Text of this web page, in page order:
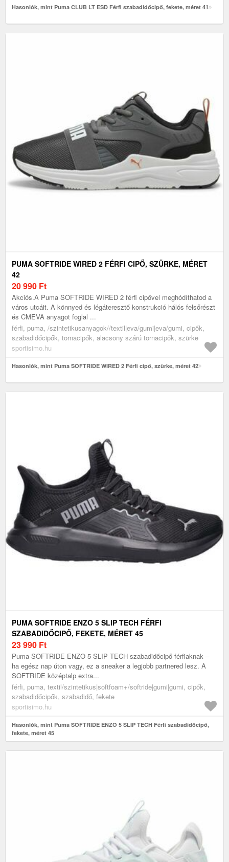
Hasonlók, mint Puma CLUB LT ESD Férfi szabadidőcipő, fekete, méret 41
PUMA SOFTRIDE WIRED 2 FÉRFI CIPŐ, SZÜRKE, MÉRET
42
20 990 Ft
Akciós.A Puma SOFTRIDE WIRED 2 férfi cipővel meghódíthatod a
város utcáit. A könnyed és légáteresztő konstrukció hálós felsőrészt
és CMEVA anyagot foglal ...
férfi, puma, /szintetikusanyagok//textil|eva/gumi|eva/gumi, cipők,
szabadidőcipők, tornacipők, alacsony szárú tornacipők, szürke
sportisimo.hu
Hasonlók, mint Puma SOFTRIDE WIRED 2 Férfi cipő, szürke, méret 42
PUMA SOFTRIDE ENZO 5 SLIP TECH FÉRFI
SZABADIDŐCIPŐ, FEKETE, MÉRET 45
23 990 Ft
Puma SOFTRIDE ENZO 5 SLIP TECH szabadidőcipő férfiaknak –
ha egész nap úton vagy, ez a sneaker a legjobb partnered lesz. A
SOFTRIDE középtalp extra...
férfi, puma, textil/szintetikus|softfoam+/softride|gumi|gumi, cipők,
szabadidőcipők, szabadidő, fekete
sportisimo.hu
Hasonlók, mint Puma SOFTRIDE ENZO 5 SLIP TECH Férfi szabadidőcipő,
fekete, méret 45